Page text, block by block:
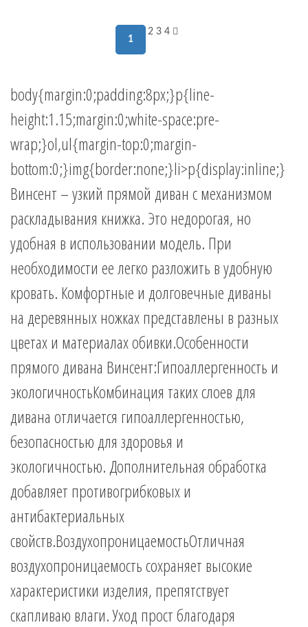
1
2 3 4
body{margin:0;padding:8px;}p{line-
height:1.15;margin:0;white-space:pre-
wrap;}ol,ul{margin-top:0;margin-
bottom:0;}img{border:none;}li>p{display:inline;}
Винсент – узкий прямой диван с механизмом
раскладывания книжка. Это недорогая, но
удобная в использовании модель. При
необходимости ее легко разложить в удобную
кровать. Комфортные и долговечные диваны
на деревянных ножках представлены в разных
цветах и материалах обивки.Особенности
прямого дивана Винсент:Гипоаллергенность и
экологичностьКомбинация таких слоев для
дивана отличается гипоаллергенностью,
безопасностью для здоровья и
экологичностью. Дополнительная обработка
добавляет противогрибковых и
антибактериальных
свойств.ВоздухопроницаемостьОтличная
воздухопроницаемость сохраняет высокие
характеристики изделия, препятствует
скапливаю влаги. Уход прост благодаря